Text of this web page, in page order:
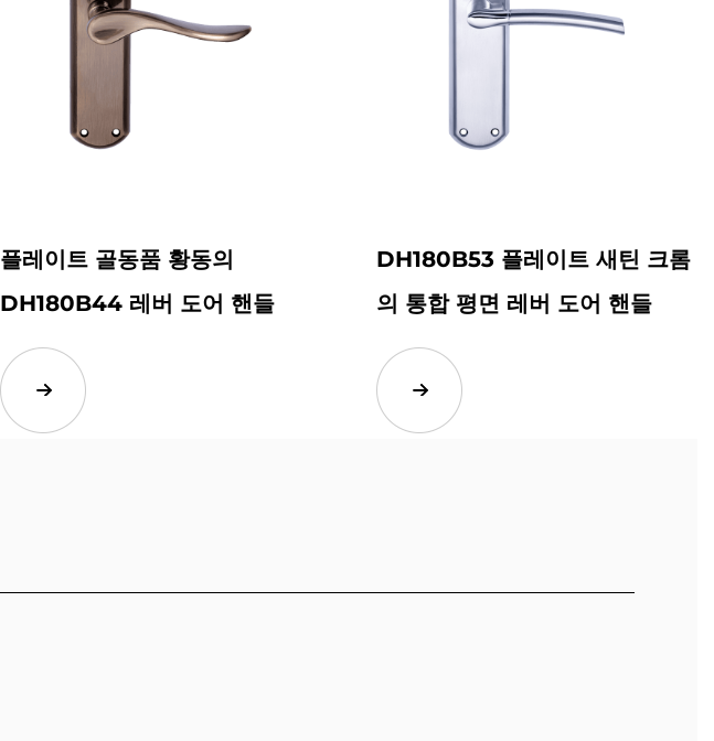
플레이트 골동품 황동의
DH180B44 레버 도어 핸들
DH180B53 플레이트 새틴 크롬
의 통합 평면 레버 도어 핸들